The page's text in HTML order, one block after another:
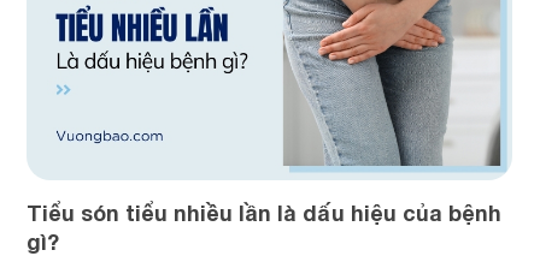
Tiểu són tiểu nhiều lần là dấu hiệu của bệnh
gì?